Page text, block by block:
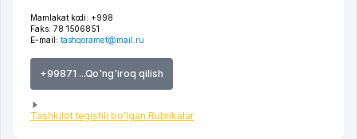
Mamlakat kodi: +998
Faks: 78 1506851
E-mail: tashqoramet@mail.ru
+99871 ...Qo'ng'iroq qilish
Tashkilot tegishli bo'lgan Rubrikalar